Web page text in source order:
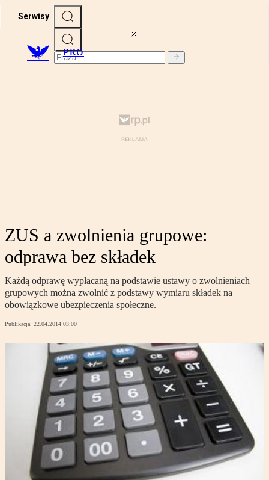
Serwisy
PRO
ZUS a zwolnienia grupowe:
odprawa bez składek
Każdą odprawę wypłacaną na podstawie ustawy o zwolnieniach
grupowych można zwolnić z podstawy wymiaru składek na
obowiązkowe ubezpieczenia społeczne.
Publikacja: 22.04.2014 03:00